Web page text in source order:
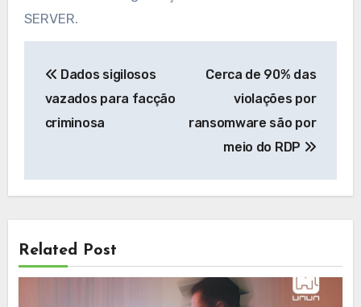
SERVER.
de
Post
Dados sigilosos
vazados para facção
criminosa
Cerca de 90% das
violações por
ransomware são por
meio do RDP
Related Post